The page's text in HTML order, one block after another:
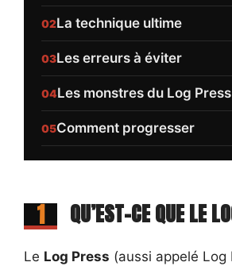
La technique ultime
Les erreurs à éviter
Les monstres du Log Press
Comment progresser
1 QU’EST-CE QUE LE
Le Log Press (aussi appelé